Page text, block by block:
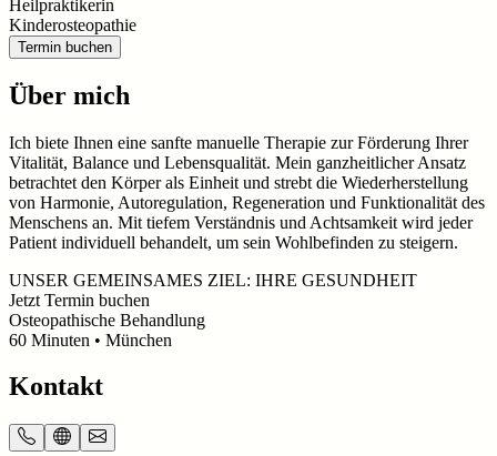
Heilpraktikerin
Kinderosteopathie
Termin buchen
Über mich
Ich biete Ihnen eine sanfte manuelle Therapie zur Förderung Ihrer
Vitalität, Balance und Lebensqualität. Mein ganzheitlicher Ansatz
betrachtet den Körper als Einheit und strebt die Wiederherstellung
von Harmonie, Autoregulation, Regeneration und Funktionalität des
Menschens an. Mit tiefem Verständnis und Achtsamkeit wird jeder
Patient individuell behandelt, um sein Wohlbefinden zu steigern.
UNSER GEMEINSAMES ZIEL: IHRE GESUNDHEIT
Jetzt Termin buchen
Osteopathische Behandlung
60 Minuten • München
Kontakt